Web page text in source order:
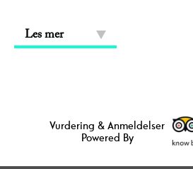
Les mer
Vurdering & Anmeldelser
Powered By